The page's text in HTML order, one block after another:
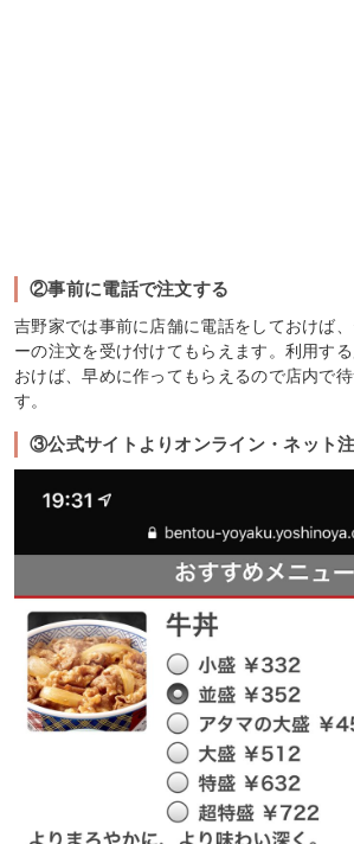
②事前に電話で注文する
吉野家では事前に店舗に電話をしておけば
ーの注文を受け付けてもらえます。利用す
おけば、早めに作ってもらえるので店内で
す。
③公式サイトよりオンライン・ネット